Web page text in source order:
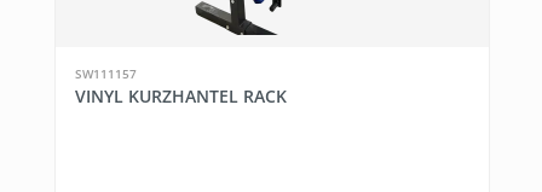
SW111157
VINYL KURZHANTEL RACK